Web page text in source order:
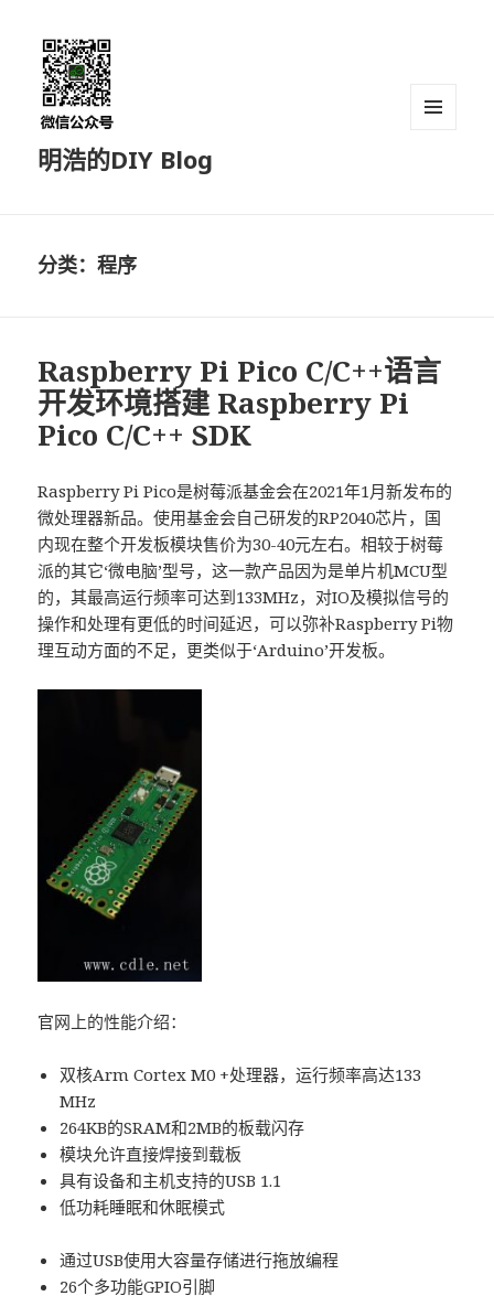
明浩的DIY Blog
分类：程序
Raspberry Pi Pico C/C++语言
开发环境搭建 Raspberry Pi
Pico C/C++ SDK
Raspberry Pi Pico是树莓派基金会在2021年1月新发布的
微处理器新品。使用基金会自己研发的RP2040芯片，国
内现在整个开发板模块售价为30-40元左右。相较于树莓
派的其它‘微电脑’型号，这一款产品因为是单片机MCU型
的，其最高运行频率可达到133MHz，对IO及模拟信号的
操作和处理有更低的时间延迟，可以弥补Raspberry Pi物
理互动方面的不足，更类似于‘Arduino’开发板。
官网上的性能介绍：
双核Arm Cortex M0 +处理器，运行频率高达133
MHz
264KB的SRAM和2MB的板载闪存
模块允许直接焊接到载板
具有设备和主机支持的USB 1.1
低功耗睡眠和休眠模式
通过USB使用大容量存储进行拖放编程
26个多功能GPIO引脚